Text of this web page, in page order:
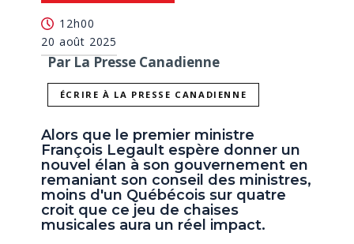
12h00
20 août 2025
Par La Presse Canadienne
ÉCRIRE À LA PRESSE CANADIENNE
Alors que le premier ministre
François Legault espère donner un
nouvel élan à son gouvernement en
remaniant son conseil des ministres,
moins d'un Québécois sur quatre
croit que ce jeu de chaises
musicales aura un réel impact.